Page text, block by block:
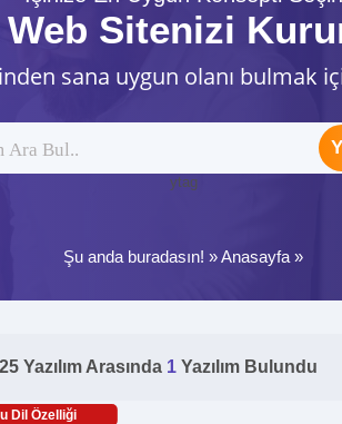
Web Sitenizi
sana uygun olanı bulmak
ytag
Şu anda buradasın! »Anasayfa »
Yazılım Arasında 1 Yazılım Bulundu
Dil Özelliği